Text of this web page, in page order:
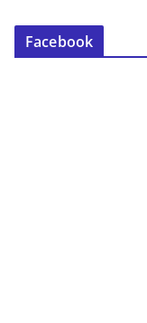
Facebook